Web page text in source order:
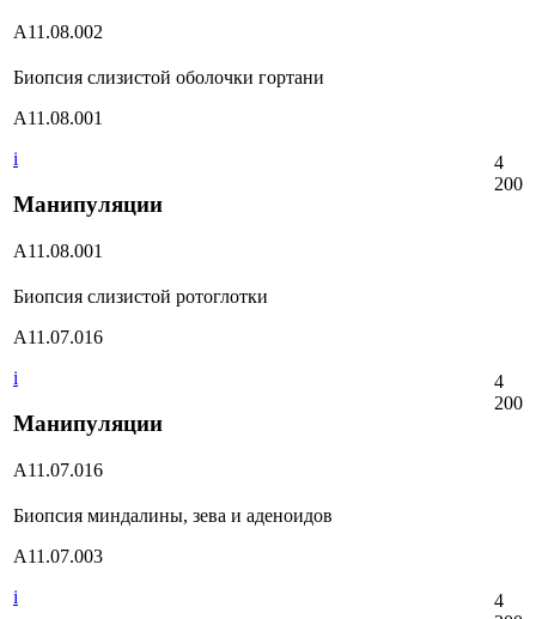
А11.08.002
Биопсия слизистой оболочки гортани
А11.08.001
i
Манипуляции
А11.08.001
4
200
Биопсия слизистой ротоглотки
А11.07.016
i
Манипуляции
А11.07.016
4
200
Биопсия миндалины, зева и аденоидов
А11.07.003
i
4